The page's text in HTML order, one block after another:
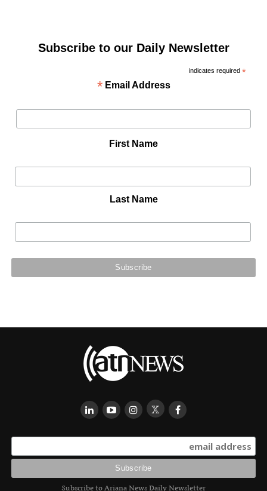
Subscribe to our Daily Newsletter
*
indicates required
Email Address
*
First Name
Last Name
Subscribe to Ariana News Daily Newsletter